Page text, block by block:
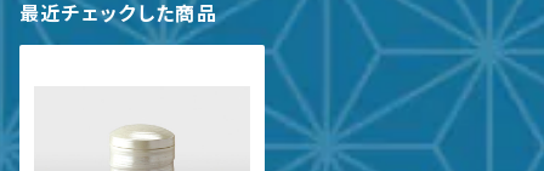
最近チェックした商品